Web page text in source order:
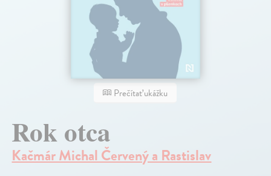
Prečítať ukážku
Rok otca
Kačmár Michal Červený a Rastislav